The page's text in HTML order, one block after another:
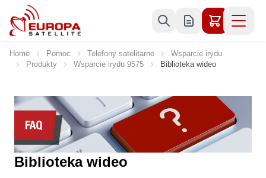
Skip to Content
Home Pomoc Telefony satelitarne
Wsparcie irydu
Produkty
Wsparcie irydu 9575 Biblioteka wideo
Biblioteka wideo